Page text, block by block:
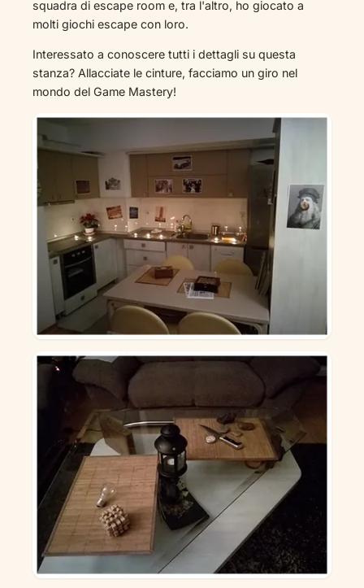
squadra di escape room e, tra l'altro, ho giocato a
molti giochi escape con loro.
Interessato a conoscere tutti i dettagli su questa
stanza? Allacciate le cinture, facciamo un giro nel
mondo del Game Mastery!